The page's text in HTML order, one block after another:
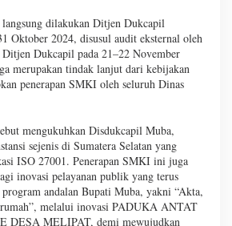
dilakukan Ditjen Dukcapil
Oktober 2024, disusul audit eksternal oleh
Dukcapil pada 21–22 November
merupakan tindak lanjut dari kebijakan
penerapan SMKI oleh seluruh Dinas
mengukuhkan Disdukcapil Muba,
sejenis di Sumatera Selatan yang
ISO 27001. Penerapan SMKI ini juga
inovasi pelayanan publik yang terus
andalan Bupati Muba, yakni “Akta,
melalui inovasi PADUKA ANTAT
DESA MELIPAT, demi mewujudkan